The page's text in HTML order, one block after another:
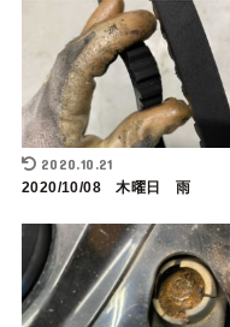
2020.10.21
2020/10/08 木曜日 雨